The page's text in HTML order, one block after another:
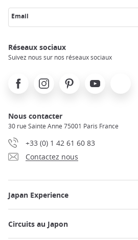
Email
Réseaux sociaux
Suivez nous sur nos réseaux sociaux
FacebookInstagramPinterest Youtube
Nous contacter
30 rue Sainte Anne 75001 Paris France
+33 (0) 1 42 61 60 83
Contactez nous
Japan Experience
Circuits au Japon